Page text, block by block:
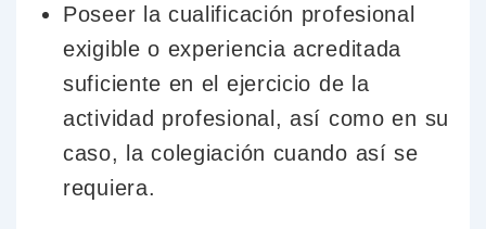
Poseer la cualificación profesional
exigible o experiencia acreditada
suficiente en el ejercicio de la
actividad profesional, así como en su
caso, la colegiación cuando así se
requiera.